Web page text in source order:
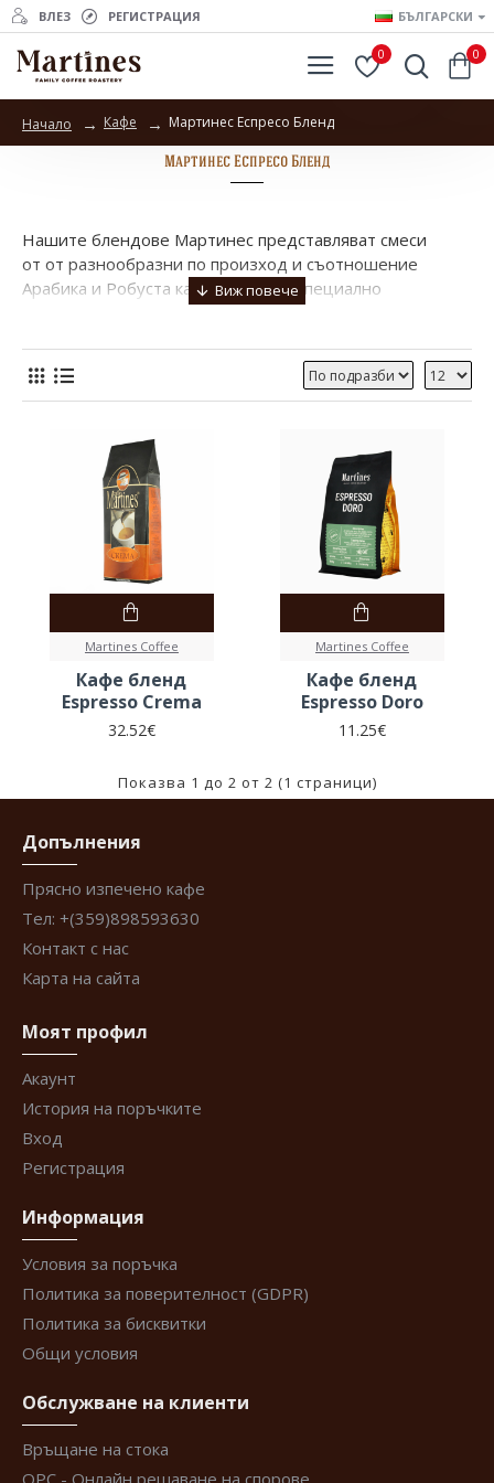
ВЛЕЗ РЕГИСТРАЦИЯ БЪЛГАРСКИ
0 0
Начало Кафе Мартинес Еспресо Бленд
Мартинес Еспресо Бленд
Нашите блендове Мартинес представляват смеси
от от разнообразни по произход и съотношение
Арабика и Робуста кафени зърна. Специално
на познатите вкусове и да доставят наслада за
сетивата на всеки любител на кафето. Достигайки до
Martines Coffee
Кафе бленд
Espresso Crema
32.52€
Martines Coffee
Кафе бленд
Espresso Doro
11.25€
Показва 1 до 2 от 2 (1 страници)
Допълнения
Прясно изпечено кафе
Тел: +(359)898593630
Контакт с нас
Карта на сайта
Моят профил
Акаунт
История на поръчките
Вход
Регистрация
Информация
Условия за поръчка
Политика за поверителност (GDPR)
Политика за бисквитки
Общи условия
Обслужване на клиенти
Връщане на стока
ОРС - Онлайн решаване на спорове